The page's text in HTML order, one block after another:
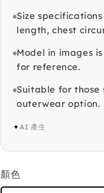
Size
length, chest
Model in images
for reference.
Suitable for those
outerwear option.
✦AI 產生
顏色